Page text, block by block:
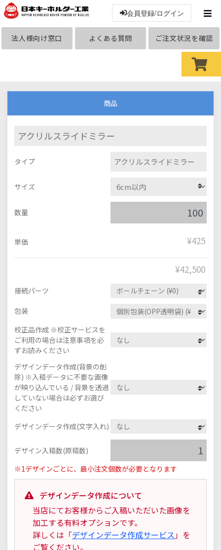
会員登録/ログイン
法人様向け窓口 よくある質問 ご注文状況を確認
商品
アクリルスライドミラー
タイプ アクリルスライドミラー
サイズ
数量
単価 ¥425
¥42,500
接続パーツ
包装
校正品作成 ※校正サービスを
ご利用の場合は注意事項を必
ずお読みください
デザインデータ作成(背景の削
除) ※入稿データに不要な画像
が映り込んでいる / 背景を透過
していない場合は必ずお選び
ください
デザインデータ作成(文字入れ)
デザイン入稿数(原稿数)
※1デザインごとに、最小注文個数が必要となります
デザインデータ作成について
当店にてお客様からご入稿いただいた画像を
加工する有料オプションです。
詳しくは「デザインデータ作成サービス」を
ご覧ください。